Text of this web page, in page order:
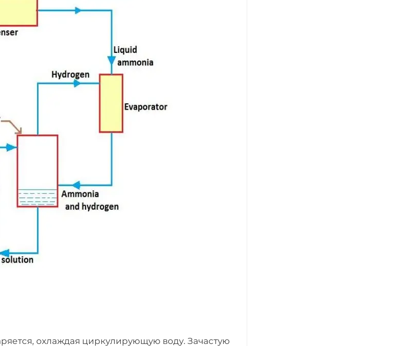
охлаждая циркулирующую воду. Зачастую